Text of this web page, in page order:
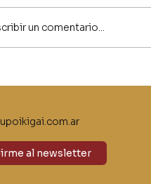
un comentario...
al newsletter